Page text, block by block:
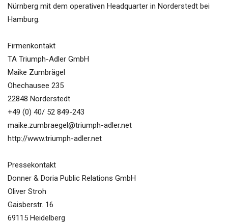
Nürnberg mit dem operativen Headquarter in Norderstedt bei
Hamburg.
Firmenkontakt
TA Triumph-Adler GmbH
Maike Zumbrägel
Ohechausee 235
22848 Norderstedt
+49 (0) 40/ 52 849-243
maike.zumbraegel@triumph-adler.net
http://www.triumph-adler.net
Pressekontakt
Donner & Doria Public Relations GmbH
Oliver Stroh
Gaisberstr. 16
69115 Heidelberg